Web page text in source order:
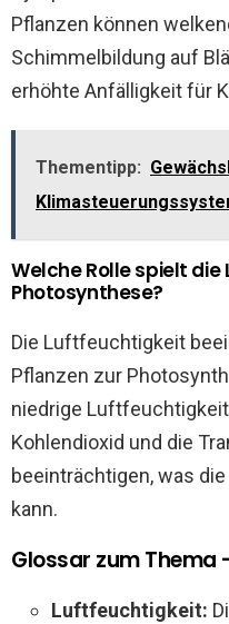
Pflanzen können
Schimmelbildung auf
erhöhte Anfälligkeit für
Thementipp:
Welche Rolle spielt
Photosynthese?
Die Luftfeuchtigkeit
Pflanzen zur
niedrige
Kohlendioxid und die
beeinträchtigen, was
kann.
Glossar zum Thema
Luftfeuchtigkeit: